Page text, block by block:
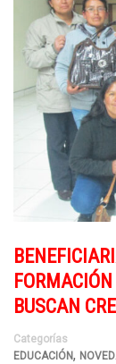
BUSCAN
Categorías
EDUCACIÓN,